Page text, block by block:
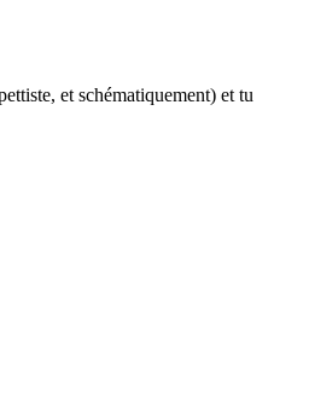
et schématiquement) et tu